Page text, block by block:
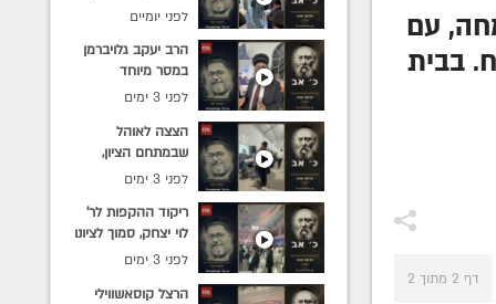
עם
בבית
דף 2 מתוך 2
לציון בעל ההילולא:
מתוועד עם מקורבים
ותמימים מישיבות
חב״ד בארץ וברחבי
לפני יומיים
הרב יעקב גלויברמן
במסר מיוחד
מאלמא־אטא, בסמוך
ההילולא: "מרגש עד
דמעות"
לפני 3 ימים
הצצה לאוהל
שבמתחם הציון,
שהוקם לרווחת אלפי
את המקום לרגל יום
ההילולא.
לפני 3 ימים
ריקוד ההקפות לר׳
לוי יצחק, סמוך לציונו
באלמא־אטא בליל כ׳
לפני 3 ימים
הרצל קוסאשווילי